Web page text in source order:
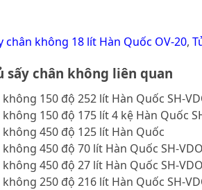
chân không 18 lít Hàn Quốc OV-20,
sấy chân không liên quan
150 độ 252 lít Hàn Quốc SH-
150 độ 175 lít 4 kệ Hàn Quốc
không 450 độ 125 lít Hàn Quốc
450 độ 70 lít Hàn Quốc SH-
450 độ 27 lít Hàn Quốc SH-
250 độ 216 lít Hàn Quốc SH-